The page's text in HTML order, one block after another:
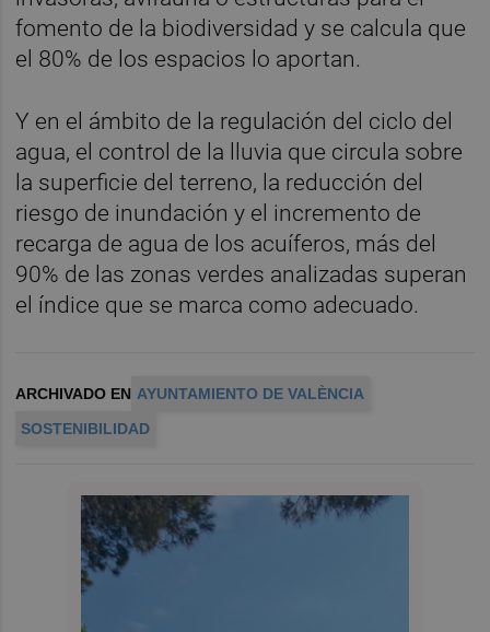
fomento de la biodiversidad y se calcula que
el 80% de los espacios lo aportan.
Y en el ámbito de la regulación del ciclo del
agua, el control de la lluvia que circula sobre
la superficie del terreno, la reducción del
riesgo de inundación y el incremento de
recarga de agua de los acuíferos, más del
90% de las zonas verdes analizadas superan
el índice que se marca como adecuado.
ARCHIVADO EN AYUNTAMIENTO DE VALÈNCIA
SOSTENIBILIDAD